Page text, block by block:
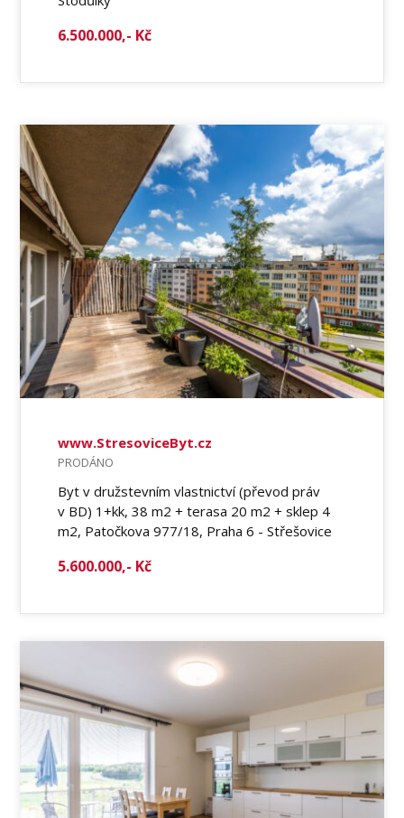
6.500.000,- Kč
www.StresoviceByt.cz
PRODÁNO
Byt v družstevním vlastnictví (převod práv
v BD) 1+kk, 38 m2 + terasa 20 m2 + sklep 4
m2, Patočkova 977/18, Praha 6 - Střešovice
5.600.000,- Kč